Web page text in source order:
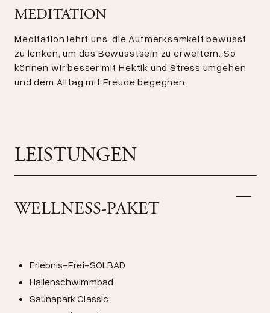
MEDITATION
Meditation lehrt uns, die Aufmerksamkeit bewusst
zu lenken, um das Bewusstsein zu erweitern. So
können wir besser mit Hektik und Stress umgehen
und dem Alltag mit Freude begegnen.
LEISTUNGEN
WELLNESS-PAKET
Erlebnis-Frei-SOLBAD
Hallenschwimmbad
Saunapark Classic